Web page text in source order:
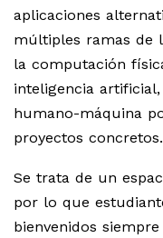
aplicaciones
múltiples ramas de
la computación
inteligencia
humano-máquina
proyectos concretos.
Se trata de un
por lo que
bienvenidos